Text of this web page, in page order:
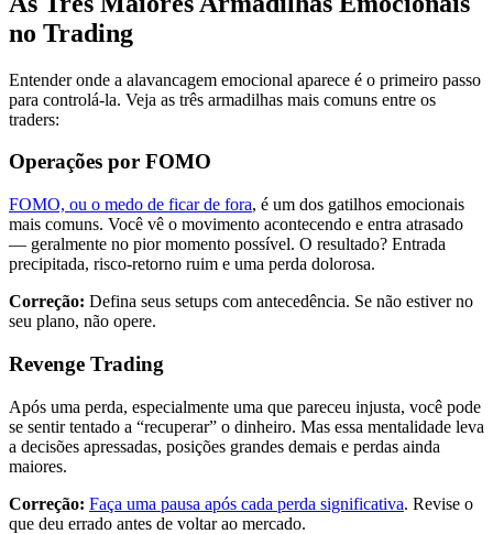
no Trading
Entender onde a alavancagem emocional aparece é o primeiro passo
para controlá-la. Veja as três armadilhas mais comuns entre os
traders:
Operações por FOMO
FOMO, ou o medo de ficar de fora, é um dos gatilhos emocionais
mais comuns. Você vê o movimento acontecendo e entra atrasado
— geralmente no pior momento possível. O resultado? Entrada
precipitada, risco-retorno ruim e uma perda dolorosa.
Correção: Defina seus setups com antecedência. Se não estiver no
seu plano, não opere.
Revenge Trading
Após uma perda, especialmente uma que pareceu injusta, você pode
se sentir tentado a “recuperar” o dinheiro. Mas essa mentalidade leva
a decisões apressadas, posições grandes demais e perdas ainda
maiores.
Correção: Faça uma pausa após cada perda significativa. Revise o
que deu errado antes de voltar ao mercado.